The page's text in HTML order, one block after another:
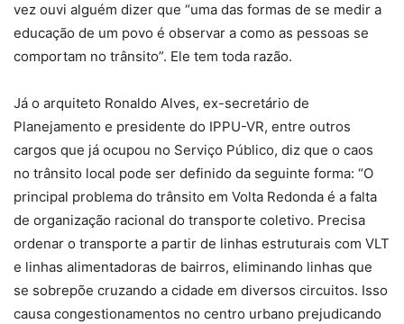
vez ouvi alguém dizer que “uma das formas de se medir a
educação de um povo é observar a como as pessoas se
comportam no trânsito”. Ele tem toda razão.
Já o arquiteto Ronaldo Alves, ex-secretário de
Planejamento e presidente do IPPU-VR, entre outros
cargos que já ocupou no Serviço Público, diz que o caos
no trânsito local pode ser definido da seguinte forma: “O
principal problema do trânsito em Volta Redonda é a falta
de organização racional do transporte coletivo. Precisa
ordenar o transporte a partir de linhas estruturais com VLT
e linhas alimentadoras de bairros, eliminando linhas que
se sobrepõe cruzando a cidade em diversos circuitos. Isso
causa congestionamentos no centro urbano prejudicando